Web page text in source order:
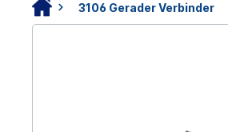
3106 Gerader Verbinder